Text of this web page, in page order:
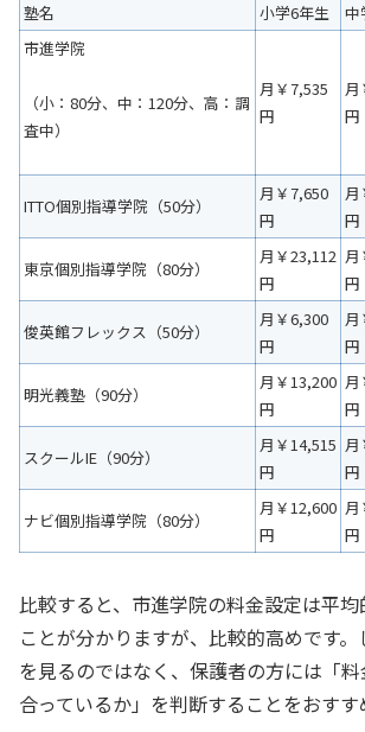
塾名 小学6年生 中
市進学院
（小：80分、中：120分、高：調
査中）
月￥7,535
円
月
円
ITTO個別指導学院 （50分）
月￥7,650
円
月
円
東京個別指導学院 （80分）
月￥23,112
円
月
円
俊英館フレックス （50分）
月￥6,300
円
月
円
明光義塾（90分）
月￥13,200
円
月
円
スクールIE（90分）
月￥14,515
円
月
円
ナビ個別指導学院 （80分）
月￥12,600
円
月
円
比較すると、市進学院の料金設定は平
ことが分かりますが、比較的高めです
を見るのではなく、保護者の方には「
合っているか」を判断することをおすす